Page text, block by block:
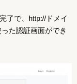
了で、http://ドメイ
た認証画面ができ